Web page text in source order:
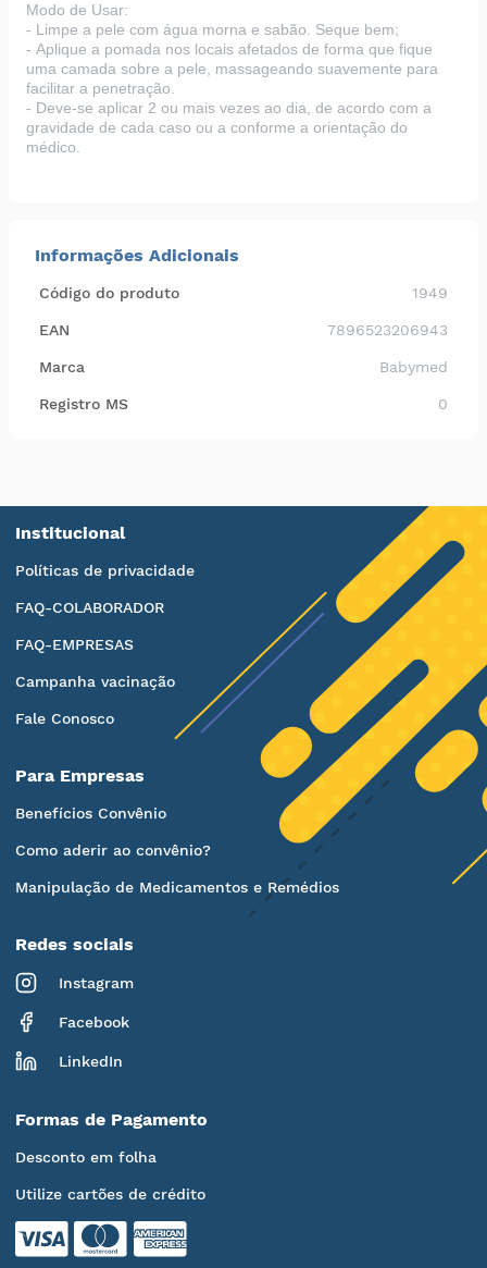
Modo de Usar:
- Limpe a pele com água morna e sabão. Seque bem;
- Aplique a pomada nos locais afetados de forma que fique
uma camada sobre a pele, massageando suavemente para
facilitar a penetração.
- Deve-se aplicar 2 ou mais vezes ao dia, de acordo com a
gravidade de cada caso ou a conforme a orientação do
médico.
Informações Adicionais
Código do produto 1949
EAN 7896523206943
Marca Babymed
Registro MS 0
Institucional
Políticas de privacidade
FAQ-COLABORADOR
FAQ-EMPRESAS
Campanha vacinação
Fale Conosco
Para Empresas
Benefícios Convênio
Como aderir ao convênio?
Manipulação de Medicamentos e Remédios
Redes sociais
Instagram
Facebook
LinkedIn
Formas de Pagamento
Desconto em folha
Utilize cartões de crédito